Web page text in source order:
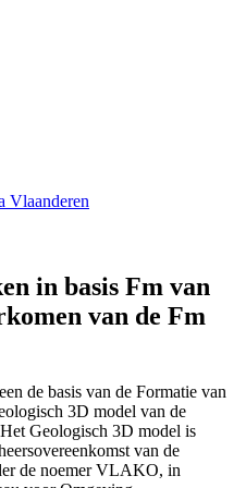
Vlaanderen
in basis Fm van
van de Fm
de basis van de Formatie van
3D model van de
Geologisch 3D model is
van de
de noemer VLAKO, in